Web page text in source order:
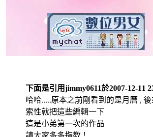
下面是引用jimmy0611於2007-12-11
哈哈.....原本之前剛看到的是月曆 , 後
索性就把這些編輯一下
這是小弟第一次的作品
請大家多多指教！